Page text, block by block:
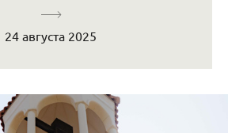
24 августа 2025